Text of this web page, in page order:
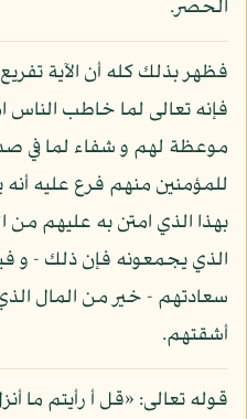
الحصر.
فظهر بذلك كله أن الآية
فإنه تعالى لما خاطب الناس
موعظة لهم و شفاء لما في
للمؤمنين منهم فرع عليه
بهذا الذي امتن به عليهم من
الذي يجمعونه فإن ذلك - و
سعادتهم - خير من المال
أشقتهم.
قوله تعالى: «قل أ رأيتم ما